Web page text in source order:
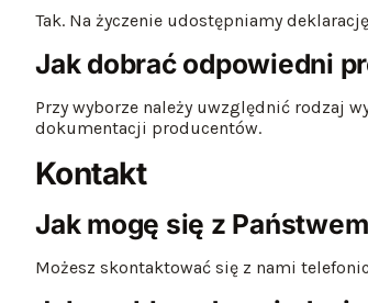
Tak. Na życzenie udostępniamy
Jak dobrać odpowiedni
Przy wyborze należy uwzględnić rodzaj
dokumentacji producentów.
Kontakt
Jak mogę się z
Możesz skontaktować się z nami